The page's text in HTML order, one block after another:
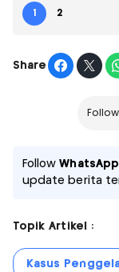
1 2
Share
Follow
update berita
Topik Artikel :
Kasus